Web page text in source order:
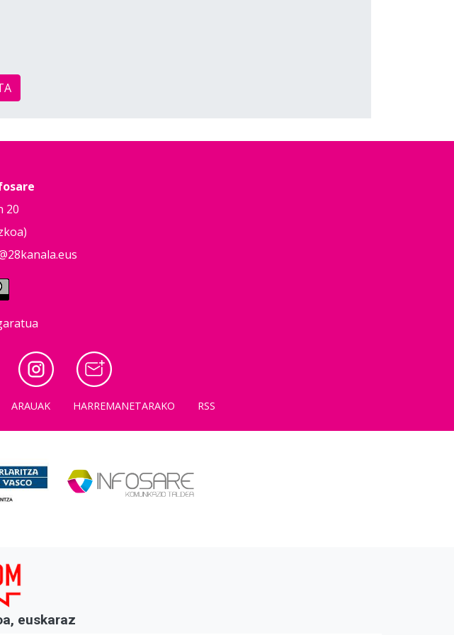
20
ARAUAK HARREMANETARAKO RSS
euskaraz